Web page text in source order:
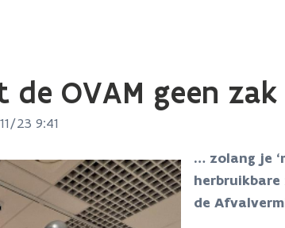
de OVAM geen
23 9:41
… zolang je
herbruikbare
de